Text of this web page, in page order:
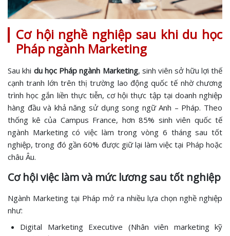
Cơ hội nghề nghiệp sau khi du học
Pháp ngành Marketing
Sau khi du học Pháp ngành Marketing, sinh viên sở hữu lợi thế
cạnh tranh lớn trên thị trường lao động quốc tế nhờ chương
trình học gắn liền thực tiễn, cơ hội thực tập tại doanh nghiệp
hàng đầu và khả năng sử dụng song ngữ Anh – Pháp. Theo
thống kê của Campus France, hơn 85% sinh viên quốc tế
ngành Marketing có việc làm trong vòng 6 tháng sau tốt
nghiệp, trong đó gần 60% được giữ lại làm việc tại Pháp hoặc
châu Âu.
Cơ hội việc làm và mức lương sau tốt nghiệp
Ngành Marketing tại Pháp mở ra nhiều lựa chọn nghề nghiệp
như:
Digital Marketing Executive (Nhân viên marketing kỹ